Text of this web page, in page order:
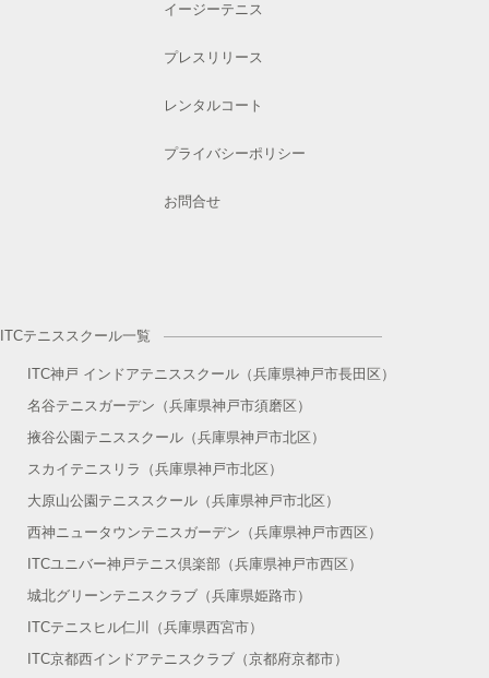
イージーテニス
プレスリリース
レンタルコート
プライバシーポリシー
お問合せ
ITCテニススクール一覧
ITC神戸 インドアテニススクール（兵庫県神戸市長田区）
名谷テニスガーデン（兵庫県神戸市須磨区）
掖谷公園テニススクール（兵庫県神戸市北区）
スカイテニスリラ（兵庫県神戸市北区）
大原山公園テニススクール（兵庫県神戸市北区）
西神ニュータウンテニスガーデン（兵庫県神戸市西区）
ITCユニバー神戸テニス倶楽部（兵庫県神戸市西区）
城北グリーンテニスクラブ（兵庫県姫路市）
ITCテニスヒル仁川（兵庫県西宮市）
ITC京都西インドアテニスクラブ（京都府京都市）